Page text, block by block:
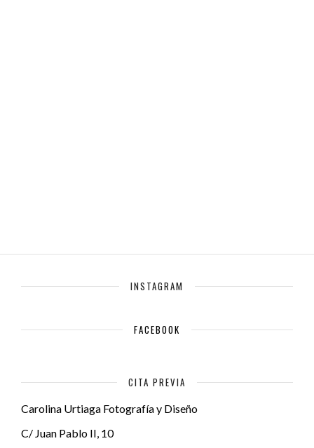
INSTAGRAM
FACEBOOK
CITA PREVIA
Carolina Urtiaga Fotografía y Diseño
C/ Juan Pablo II, 10